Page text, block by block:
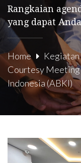
Rangkaian
yang dapat
Home
Kegiatan
Courtesy Meeting
Indonesia (ABKI)